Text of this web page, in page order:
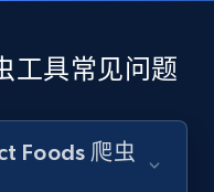
Awg
Predicted lang,
工具常见问题
Foods 爬虫